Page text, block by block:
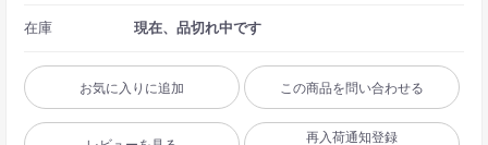
在庫 現在、品切れ中です
お気に入りに追加 この商品を問い合わせる
再入荷通知登録